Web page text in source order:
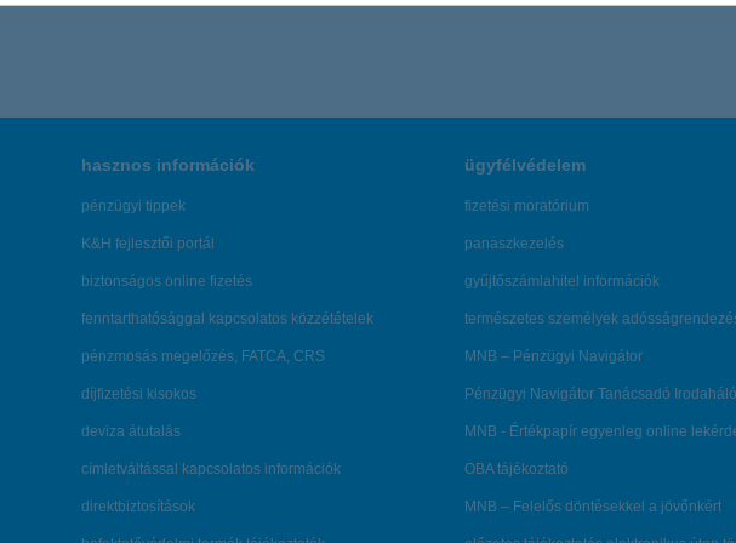
hasznos információk
pénzügyi tippek
K&H fejlesztői portál
biztonságos online fizetés
fenntarthatósággal kapcsolatos közzétételek
pénzmosás megelőzés, FATCA, CRS
díjfizetési kisokos
deviza átutalás
címletváltással kapcsolatos információk
direktbiztosítások
ügyfélvédelem
fizetési moratórium
panaszkezelés
gyűjtőszámlahitel információk
természetes személyek
MNB – Pénzügyi Navigátor
Pénzügyi Navigátor Tanácsadó
MNB - Értékpapír egyenleg online
OBA tájékoztató
MNB – Felelős döntésekkel a jövőnkért